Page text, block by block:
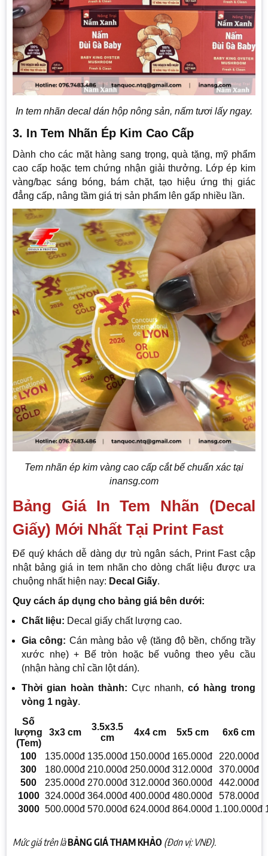
In tem nhãn decal dán hộp nông sản, nấm tươi lấy ngay.
3. In Tem Nhãn Ép Kim Cao Cấp
Dành cho các mặt hàng sang trọng, quà tặng, mỹ phẩm
cao cấp hoặc tem chứng nhận giải thưởng. Lớp ép kim
vàng/bạc sáng bóng, bám chặt, tạo hiệu ứng thị giác
đẳng cấp, nâng tầm giá trị sản phẩm lên gấp nhiều lần.
Tem nhãn ép kim vàng cao cấp cắt bế chuẩn xác tại
inansg.com
Bảng Giá In Tem Nhãn (Decal
Giấy) Mới Nhất Tại Print Fast
Để quý khách dễ dàng dự trù ngân sách, Print Fast cập
nhật bảng giá in tem nhãn cho dòng chất liệu được ưa
chuộng nhất hiện nay: Decal Giấy.
Quy cách áp dụng cho bảng giá bên dưới:
Chất liệu: Decal giấy chất lượng cao.
Gia công: Cán màng bảo vệ (tăng độ bền, chống trầy
xước nhẹ) + Bế tròn hoặc bế vuông theo yêu cầu
(nhận hàng chỉ cần lột dán).
Thời gian hoàn thành: Cực nhanh, có hàng trong
vòng 1 ngày.
Số
lượng
(Tem)
3x3 cm
3.5x3.5
cm
4x4 cm 5x5 cm 6x6 cm
100 135.000đ 135.000đ 150.000đ 165.000đ
220.000đ
300
180.000đ 210.000đ 250.000đ 312.000đ
370.000đ
500
235.000đ 270.000đ 312.000đ 360.000đ
442.000đ
1000 324.000đ 364.000đ 400.000đ 480.000đ
578.000đ
3000 500.000đ 570.000đ 624.000đ 864.000đ 1.100.000đ
Mức giá trên làBẢNG GIÁ THAM KHẢO (Đơn vị: VNĐ).